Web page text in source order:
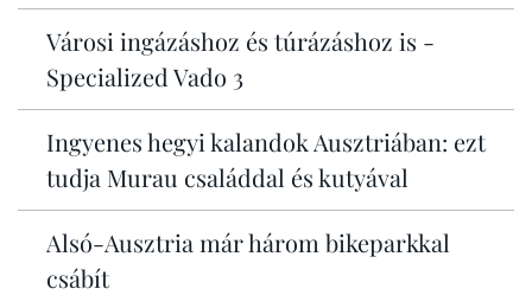
Városi ingázáshoz és túrázáshoz is -
Specialized Vado 3
Ingyenes hegyi kalandok Ausztriában: ezt
tudja Murau családdal és kutyával
Alsó-Ausztria már három bikeparkkal
csábít